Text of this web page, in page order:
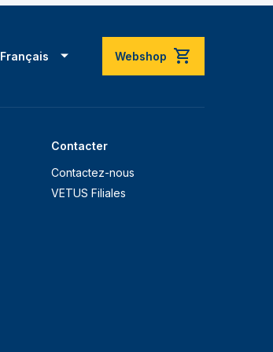
Français Webshop
Contacter
Contactez-nous
VETUS Filiales